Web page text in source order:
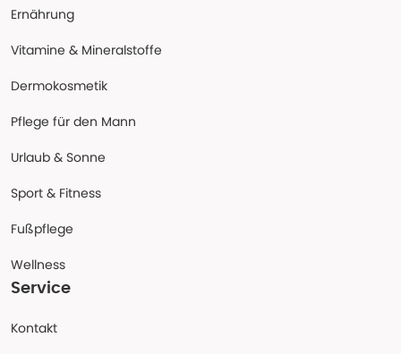
Ernährung
Vitamine & Mineralstoffe
Dermokosmetik
Pflege für den Mann
Urlaub & Sonne
Sport & Fitness
Fußpflege
Wellness
Service
Kontakt